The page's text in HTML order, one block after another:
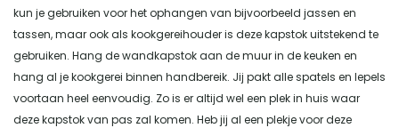
kun je gebruiken voor het ophangen van bijvoorbeeld jassen en
tassen, maar ook als kookgereihouder is deze kapstok uitstekend te
gebruiken. Hang de wandkapstok aan de muur in de keuken en
hang al je kookgerei binnen handbereik. Jij pakt alle spatels en lepels
voortaan heel eenvoudig. Zo is er altijd wel een plek in huis waar
deze kapstok van pas zal komen. Heb jij al een plekje voor deze